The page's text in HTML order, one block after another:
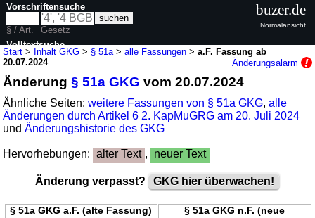
Start > Inhalt GKG > § 51a >alle Fassungen >a.F. Fassung ab
20.07.2024
Änderungsalarm
Änderung§ 51a GKG vom 20.07.2024
Ähnliche Seiten:weitere Fassungen von § 51a GKG,alle
Änderungen durch Artikel 6 2. KapMuGRG am 20. Juli 2024
undÄnderungshistorie des GKG
Hervorhebungen: alter Text , neuer Text
Änderung verpasst? GKG hier überwachen!
§ 51a GKG a.F. (alte Fassung)
§ 51a GKG n.F. (neue
Vorschriftensuche
§ / Art.
Gesetz
Volltextsuche
buzer.de
Normalansicht